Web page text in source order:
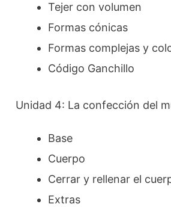
Tejer con volumen
Formas cónicas
Formas complejas y
Código Ganchillo
Unidad 4: La confección del
Base
Cuerpo
Cerrar y rellenar el
Extras